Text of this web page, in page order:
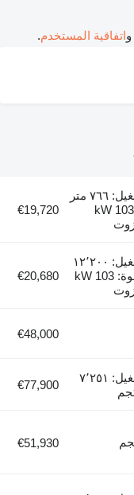
واتفاقية المستخدم.
سنة: 2019، عدد ساعات التشغيل: ٧٦٦ متر
/ ساعة، يورو: Euro 3، القوة: 103 kW
€19,720
سنة: 2020، عدد ساعات التشغيل: ١٢٬٢٠٠
متر / ساعة، يورو: Euro 6، القوة: 103 kW
€20,680
€48,000
سنة: 2006، عدد ساعات التشغيل: ٧٬٢٥١
€77,900
€51,930